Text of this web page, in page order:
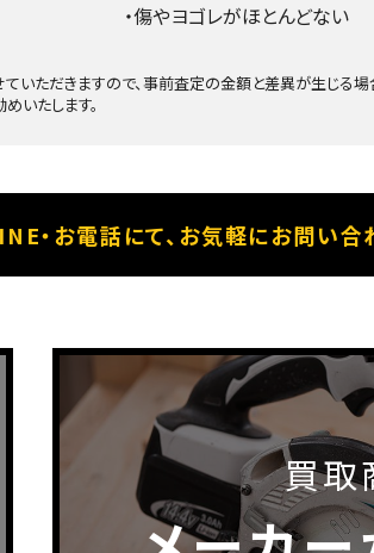
・傷やヨゴレがほとんどない
ただきますので、事前査定の金額と差異が生じる場
いたします。
・お電話にて、お気軽にお問い合
買取